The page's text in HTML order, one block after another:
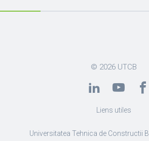
© 2026 UTCB
Liens utiles
Universitatea Tehnica de Constructii